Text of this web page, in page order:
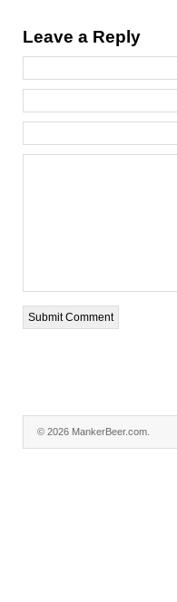
Leave a Reply
© 2026 MankerBeer.com.